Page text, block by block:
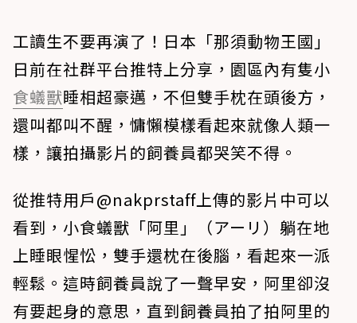
工讀生不要再演了！日本「那須動物王國」
日前在社群平台推特上分享，園區內有隻小
食蟻獸睡相超豪邁，不但雙手枕在頭後方，
還叫都叫不醒，慵懶模樣看起來就像人類一
樣，讓拍攝影片的飼養員都哭笑不得。
從推特用戶@nakprstaff上傳的影片中可以
看到，小食蟻獸「阿里」（アーリ）躺在地
上睡眼惺忪，雙手還枕在後腦，看起來一派
輕鬆。這時飼養員說了一聲早安，阿里卻沒
有要起身的意思，直到飼養員拍了拍阿里的